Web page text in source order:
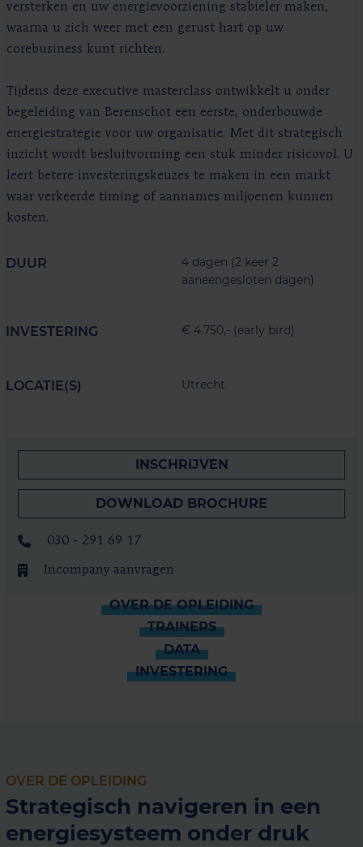
versterken en uw energievoorziening stabieler maken,
waarna u zich weer met een gerust hart op uw
corebusiness kunt richten.
Tijdens deze executive masterclass ontwikkelt u onder
begeleiding van Berenschot een eerste, onderbouwde
energiestrategie voor uw organisatie. Met dit strategisch
inzicht wordt besluitvorming een stuk minder risicovol. U
leert betere investeringskeuzes te maken in een markt
waar verkeerde timing of aannames miljoenen kunnen
kosten.
DUUR
4 dagen (2 keer 2
aaneengesloten dagen)
INVESTERING € 4.750,- (early bird)
LOCATIE(S) Utrecht
INSCHRIJVEN
DOWNLOAD BROCHURE
030 - 291 69 17
Incompany aanvragen
OVER DE OPLEIDING
TRAINERS
DATA
INVESTERING
OVER DE OPLEIDING
Strategisch navigeren in een
energiesysteem onder druk